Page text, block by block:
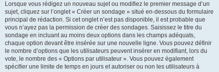
Lorsque vous rédigez un nouveau sujet ou modifiez le premier message d’un
sujet, cliquez sur l’onglet « Créer un sondage » situé en-dessous du formulaire
principal de rédaction. Si cet onglet n’est pas disponible, il est probable que
vous n’ayez pas la permission de créer des sondages. Saisissez le titre du
sondage en incluant au moins deux options dans les champs adéquats,
chaque option devant être insérée sur une nouvelle ligne. Vous pouvez définir
le nombre d’options que les utilisateurs peuvent insérer en modifiant, lors du
vote, le nombre des « Options par utilisateur ». Vous pouvez également
spécifier une limite de temps en jours et autoriser ou non les utilisateurs à